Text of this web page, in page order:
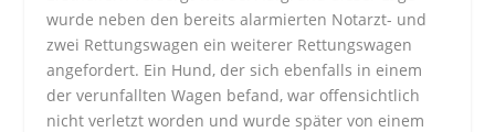
wurde neben den bereits alarmierten Notarzt- und
zwei Rettungswagen ein weiterer Rettungswagen
angefordert. Ein Hund, der sich ebenfalls in einem
der verunfallten Wagen befand, war offensichtlich
nicht verletzt worden und wurde später von einem